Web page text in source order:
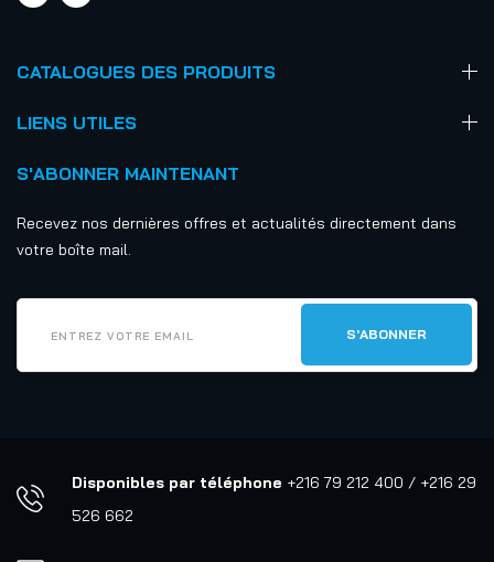
CATALOGUES DES PRODUITS
LIENS UTILES
S'ABONNER MAINTENANT
Recevez nos dernières offres et actualités directement dans
votre boîte mail.
Disponibles par téléphone +216 79 212 400 / +216 29
526 662